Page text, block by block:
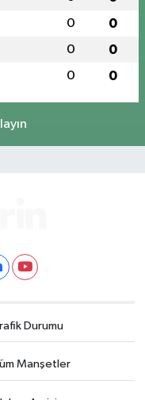
0 0
0 0
0 0
Durumu
Manşetler